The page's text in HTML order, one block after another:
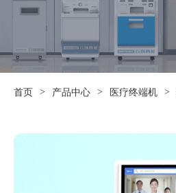
首页 > 产品中心 > 医疗终端机 >